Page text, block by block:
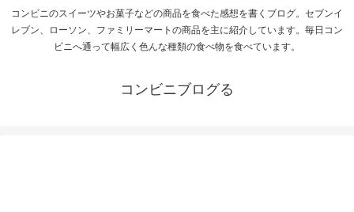
コンビニのスイーツやお菓子などの商品を食べた感想を書くブログ。セブンイ
レブン、ローソン、ファミリーマートの商品を主に紹介しています。毎日コン
ビニへ通って幅広く色んな種類の食べ物を食べています。
コンビニブログる